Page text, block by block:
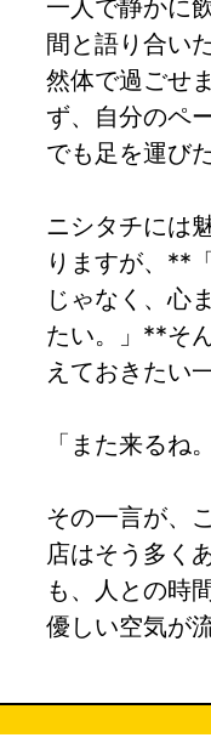
一人で静かに
間と語り合い
然体で過ごせ
ず、自分のペ
でも足を運び
ニシタチには
りますが、**
じゃなく、心
たい。」**そ
えておきたい
「また来るね。
その一言が、
店はそう多く
も、人との時
優しい空気が